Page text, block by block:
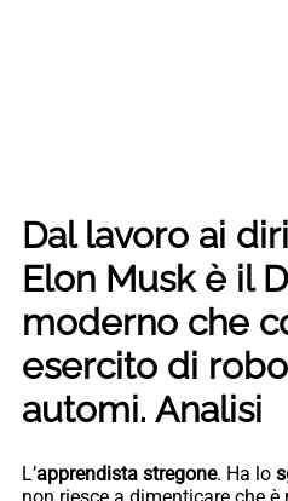
Dal lavoro ai
Elon Musk è il
moderno che
esercito di
automi. Analisi
L’apprendista stregone. Ha lo